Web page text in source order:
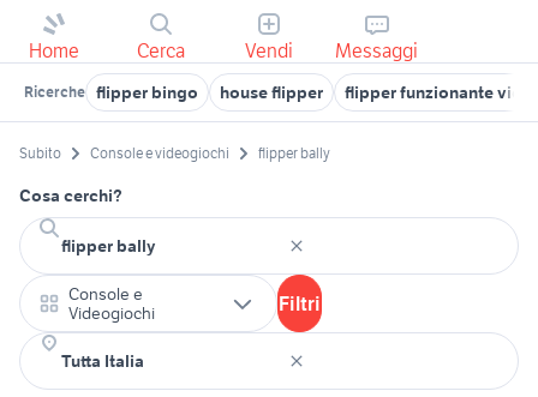
Home Cerca Vendi Messaggi
Ricerche flipper bingo house flipper flipper funzionante
Subito Console e videogiochi flipper bally
Cosa cerchi?
Console e
Videogiochi
Filtri